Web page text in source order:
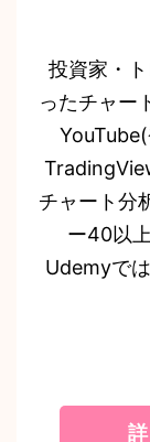
投資家・
ったチャー
チャート分
ー40以
Udemyで